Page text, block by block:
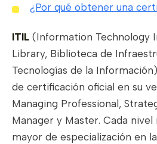
¿Por qué obtener una
ITIL (Information Technology
Library, Biblioteca de
Tecnologías de la
de certificación oficial en su
Managing Professional,
Manager y Master. Cada
mayor de especialización en la